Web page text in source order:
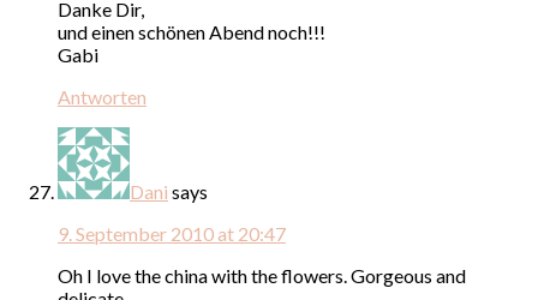
Danke Dir,
und einen schönen Abend noch!!!
Gabi
Antworten
Dani says
9. September 2010 at 20:47
Oh I love the china with the flowers. Gorgeous and